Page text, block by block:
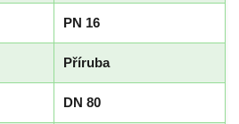
PN 16
Příruba
DN 80